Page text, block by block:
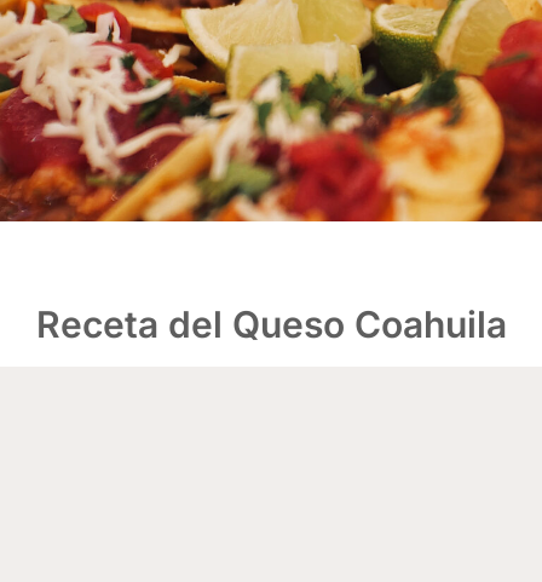
Receta del Queso Coahuila